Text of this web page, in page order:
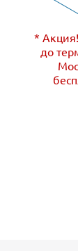
*
до